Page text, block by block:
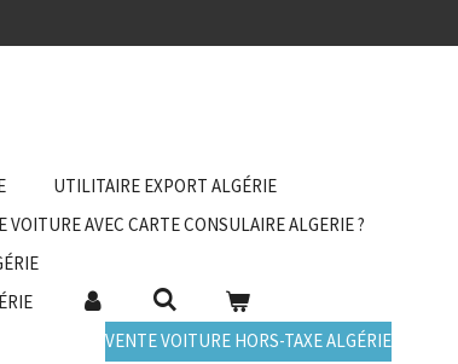
UTILITAIRE EXPORT ALGÉRIE
VOITURE AVEC CARTE CONSULAIRE ALGERIE ?
VENTE VOITURE HORS-TAXE ALGÉRIE